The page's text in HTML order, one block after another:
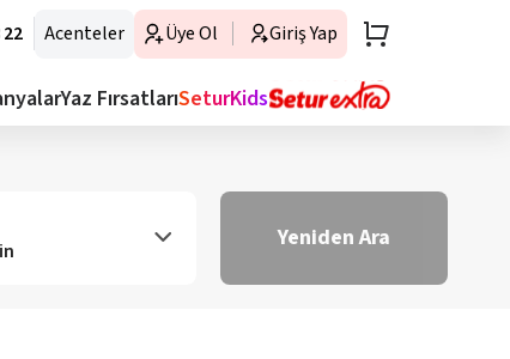
Acenteler Üye Ol Giriş Yap
Yaz FırsatlarıSeturKids
Yeniden Ara